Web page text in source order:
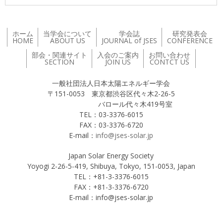
ホーム
HOME
当学会について
ABOUT US
学会誌
JOURNAL of JSES
研究発表会
CONFERENCE
部会・関連サイト
SECTION
入会のご案内
JOIN US
お問い合わせ
CONTCT US
一般社団法人日本太陽エネルギー学会
〒151-0053 東京都渋谷区代々木2-26-5
バロール代々木419号室
TEL：03-3376-6015
FAX：03-3376-6720
E-mail： info@jses-solar.jp
Japan Solar Energy Society
Yoyogi 2-26-5-419, Shibuya, Tokyo, 151-0053, Japan
TEL：+81-3-3376-6015
FAX：+81-3-3376-6720
E-mail：info@jses-solar.jp